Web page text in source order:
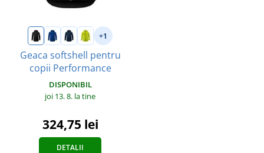
+1
Geaca softshell pentru
copii Performance
DISPONIBIL
joi 13. 8. la tine
324,75 lei
DETALII